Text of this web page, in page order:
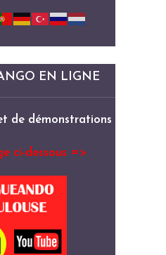
EN LIGNE
de démonstrations
ci-dessous =>